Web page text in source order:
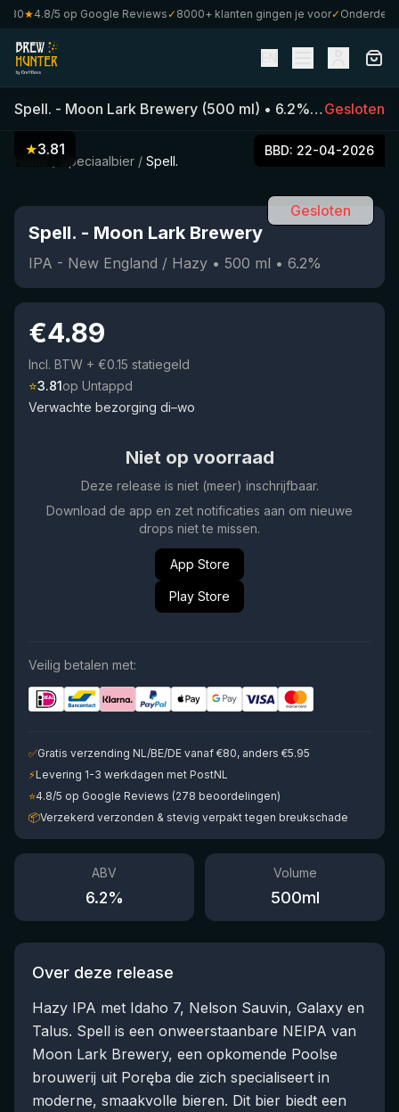
★4.8/5 op Google Reviews✓8000+ klanten gingen je voor✓Onderdeel
Spell. - Moon Lark Brewery (500 ml) • 6.2%•IPA - New
Gesloten
Speciaalbier / Spell.
★3.81 BBD: 22-04-2026
Gesloten
Spell. - Moon Lark Brewery
IPA - New England / Hazy • 500 ml • 6.2%
€4.89
Incl. BTW + €0.15 statiegeld
⭐3.81op Untappd
Verwachte bezorging di–wo
Niet op voorraad
Deze release is niet (meer) inschrijfbaar.
Download de app en zet notificaties aan om nieuwe
drops niet te missen.
App Store
Play Store
Veilig betalen met:
✅Gratis verzending NL/BE/DE vanaf €80, anders €5.95
⚡Levering 1-3 werkdagen met PostNL
⭐4.8/5 op Google Reviews (278 beoordelingen)
📦Verzekerd verzonden & stevig verpakt tegen breukschade
ABV
6.2%
Volume
500ml
Over deze release
Hazy IPA met Idaho 7, Nelson Sauvin, Galaxy en
Talus. Spell is een onweerstaanbare NEIPA van
Moon Lark Brewery, een opkomende Poolse
brouwerij uit Poręba die zich specialiseert in
moderne, smaakvolle bieren. Dit bier biedt een